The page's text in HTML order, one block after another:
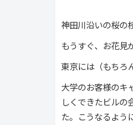
神田川沿いの桜の
もうすぐ、お花見
東京には（もちろ
大学のお客様のキ
しくできたビルの
た。こうなるよう